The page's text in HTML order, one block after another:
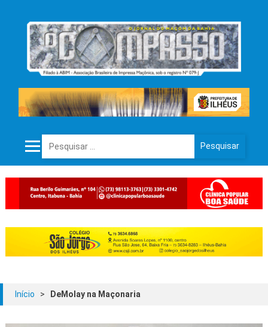
Pesquisar por:
Início > DeMolay na Maçonaria